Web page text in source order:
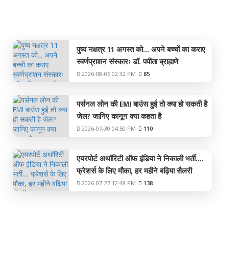
पुष्य नक्षत्र 11 अगस्त को... अपने बच्चों का कराए
स्वर्णप्राशन संस्कारः डॉ. पपीता ब्राह्मणे
2026-08-06 02:32 PM 85
पर्सनल लोन की EMI बाउंस हुई तो क्या हो सकती है
जेल? जानिए कानून क्या कहता है
2026-07-30 04:50 PM 110
एयरपोर्ट अथॉरिटी ऑफ इंडिया ने निकाली भर्ती....
फ्रेशर्स के लिए मौका, हर महीने बढ़िया सैलरी
2026-07-27 12:48 PM 138